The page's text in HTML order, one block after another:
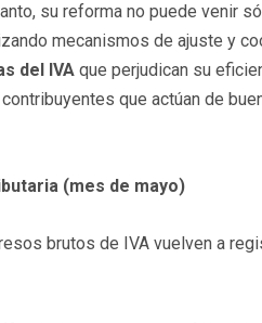
su reforma no puede venir
mecanismos de ajuste y
del IVA que perjudican su
que actúan de
(mes de mayo)
brutos de IVA vuelven a